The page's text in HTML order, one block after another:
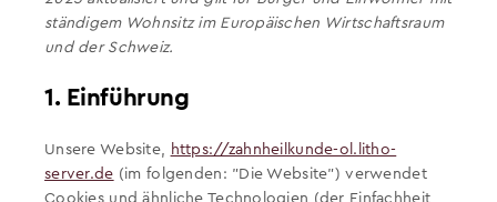
ständigem Wohnsitz im Europäischen Wirtschaftsraum
und der Schweiz.
1. Einführung
Unsere Website, https://zahnheilkunde-ol.litho-
server.de (im folgenden: "Die Website") verwendet
Cookies und ähnliche Technologien (der Einfachheit